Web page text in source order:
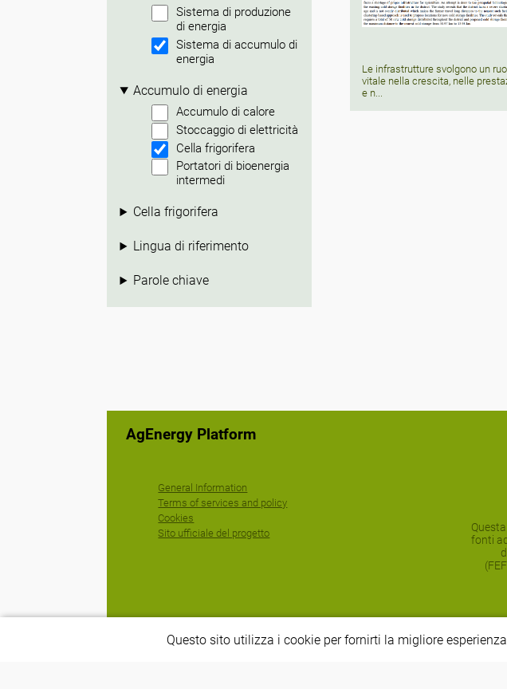
Sistema di produzione
di energia
Sistema di accumulo di
energia
Accumulo di energia
Accumulo di calore
Stoccaggio di elettricità
Cella frigorifera
Portatori di bioenergia
intermedi
Cella frigorifera
Lingua di riferimento
Parole chiave
Le infrastrutture svolgono un
vitale nella crescita, nelle
e n...
AgEnergy Platform
General Information
Terms of services and policy
Cookies
Sito ufficiale del progetto
fonti
Creato da
Questo sito utilizza i cookie per fornirti la migliore